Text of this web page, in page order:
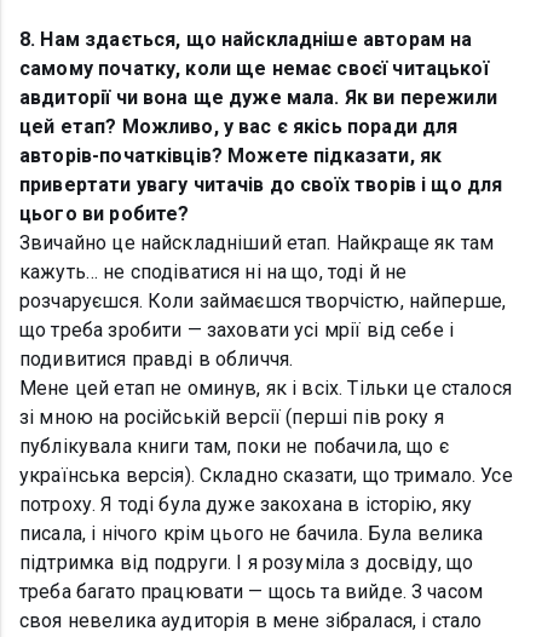
8. Нам здається, що найскладніше авторам на
самому початку, коли ще немає своєї читацької
авдиторії чи вона ще дуже мала. Як ви пережили
цей етап? Можливо, у вас є якісь поради для
авторів-початківців? Можете підказати, як
привертати увагу читачів до своїх творів і що для
цього ви робите?
Звичайно це найскладніший етап. Найкраще як там
кажуть… не сподіватися ні на що, тоді й не
розчаруєшся. Коли займаєшся творчістю, найперше,
що треба зробити — заховати усі мрії від себе і
подивитися правді в обличчя.
Мене цей етап не оминув, як і всіх. Тільки це сталося
зі мною на російській версії (перші пів року я
публікувала книги там, поки не побачила, що є
українська версія). Складно сказати, що тримало. Усе
потроху. Я тоді була дуже закохана в історію, яку
писала, і нічого крім цього не бачила. Була велика
підтримка від подруги. І я розуміла з досвіду, що
треба багато працювати — щось та вийде. З часом
своя невелика аудиторія в мене зібралася, і стало